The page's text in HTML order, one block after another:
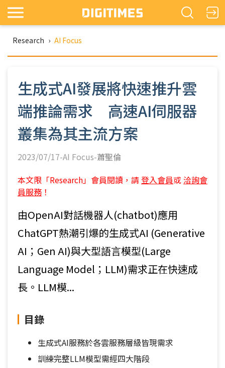
Research › AI Focus
生成式AI發展將快速推升雲
端推論需求 高速AI伺服器
叢集為其主流方案
2023/07/17-AI Focus-蕭聖倫
本文限「Research」會員閱讀，請 登入會員或 洽詢會
員服務 ！
由OpenAI對話機器人(chatbot)應用
ChatGPT熱潮引爆的生成式AI (Generative
AI；Gen AI)與大型語言模型(Large
Language Model；LLM)需求正在快速成
長。LLM模...
目錄
生成式AI服務於各雲服務層級皆現需求
訓練完整LLM模型需經四大階段